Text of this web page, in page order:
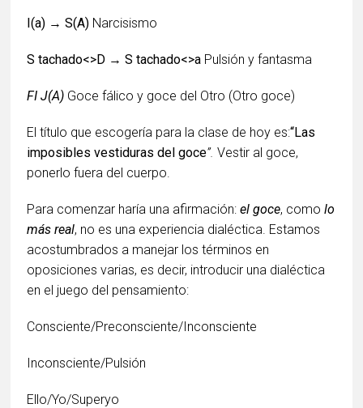
I(a) → S(A) Narcisismo
S tachado<>D → S tachado<>a Pulsión y fantasma
FI J(A) Goce fálico y goce del Otro (Otro goce)
El título que escogería para la clase de hoy es:“Las
imposibles vestiduras del goce”. Vestir al goce,
ponerlo fuera del cuerpo.
Para comenzar haría una afirmación:el goce, comolo
más real, no es una experiencia dialéctica. Estamos
acostumbrados a manejar los términos en
oposiciones varias, es decir, introducir una dialéctica
en el juego del pensamiento:
Consciente/Preconsciente/Inconsciente
Inconsciente/Pulsión
Ello/Yo/Superyo